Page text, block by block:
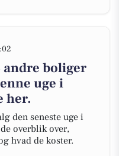
andre boliger
uge i
her.
den seneste uge i
overblik over,
hvad de koster.